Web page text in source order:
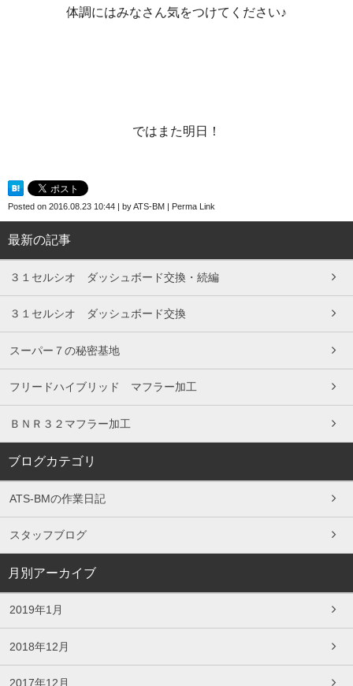
体調にはみなさん気をつけてください♪
ではまた明日！
Posted on 2016.08.23 10:44 | byATS-BM | Perma Link
最新の記事
３１セルシオ ダッシュボード交換・続編
３１セルシオ ダッシュボード交換
スーパー７の秘密基地
フリードハイブリッド マフラー加工
ＢＮＲ３２マフラー加工
ブログカテゴリ
ATS-BMの作業日記
スタッフブログ
月別アーカイブ
2019年1月
2018年12月
2017年12月